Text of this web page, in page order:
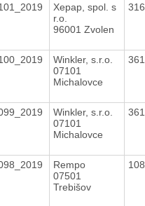
Xepap, spol. s
r.o.
96001 Zvolen
Winkler, s.r.o.
07101
Michalovce
Winkler, s.r.o.
07101
Michalovce
Rempo
07501
Trebišov